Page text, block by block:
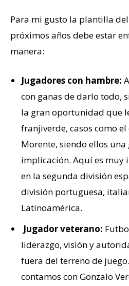
Para mi gusto la plantilla del
próximos años debe estar
manera:
Jugadores con hambre:
con ganas de darlo todo,
la gran oportunidad que
franjiverde, casos como
Morente, siendo ellos
implicación. Aquí es muy
en la segunda división
división portuguesa,
Latinoamérica.
Jugador veterano:
liderazgo, visión y
fuera del terreno de
contamos con Gonzalo